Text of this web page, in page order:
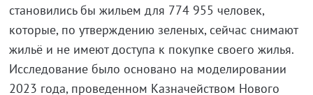
становились бы жильем для 774 955 человек,
которые, по утверждению зеленых, сейчас снимают
жильё и не имеют доступа к покупке своего жилья.
Исследование было основано на моделировании
2023 года, проведенном Казначейством Нового